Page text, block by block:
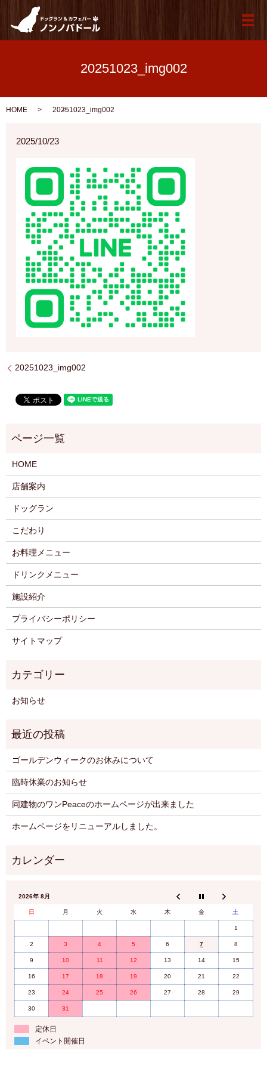
メ
20251023_img002
HOME 20251023_img002
2025/10/23
20251023_img002
HOME
店舗案内
ドッグラン
こだわり
お料理メニュー
ドリンクメニュー
施設紹介
プライバシーポリシー
サイトマップ
お知らせ
ゴールデンウィークのお休みについて
臨時休業のお知らせ
同建物のワンPeaceのホームページが出来ました
ホームページをリニューアルしました。
2026年 8月
日 月 火 水 木 金 土
1
2 3 4 5 6 7 8
9 10 11 12 13 14 15
16 17 18 19 20 21 22
23 24 25 26 27 28 29
30 31
定休日
イベント開催日